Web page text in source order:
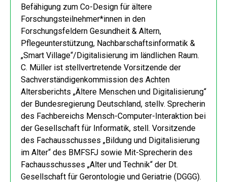
Befähigung zum Co-Design für ältere
Forschungsteilnehmer*innen in den
Forschungsfeldern Gesundheit & Altern,
Pflegeunterstützung, Nachbarschaftsinformatik &
„Smart Village“/Digitalisierung im ländlichen Raum.
C. Müller ist stellvertretende Vorsitzende der
Sachverständigenkommission des Achten
Altersberichts „Ältere Menschen und Digitalisierung“
der Bundesregierung Deutschland, stellv. Sprecherin
des Fachbereichs Mensch-Computer-Interaktion bei
der Gesellschaft für Informatik, stell. Vorsitzende
des Fachausschusses „Bildung und Digitalisierung
im Alter“ des BMFSFJ sowie Mit-Sprecherin des
Fachausschusses „Alter und Technik“ der Dt.
Gesellschaft für Gerontologie und Geriatrie (DGGG).